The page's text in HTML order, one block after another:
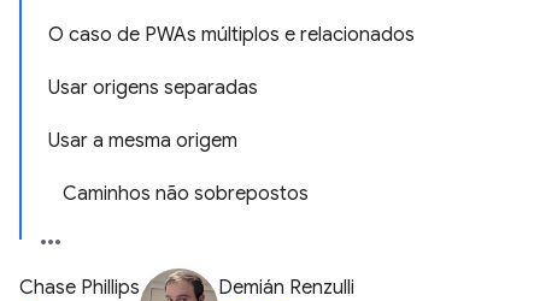
O caso de PWAs múltiplos e relacionados
Usar origens separadas
Usar a mesma origem
Caminhos não sobrepostos
Chase Phillips Demián Renzulli